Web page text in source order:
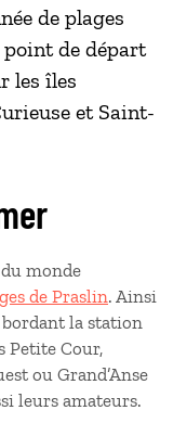
de plages
point de départ
les îles
et Saint-
monde
de Praslin. Ainsi
bordant la station
Petite Cour,
ou Grand’Anse
leurs amateurs.